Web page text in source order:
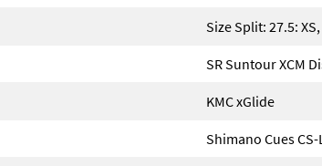
Size Split: 27.5:
SR Suntour XCM
KMC xGlide
Shimano Cues